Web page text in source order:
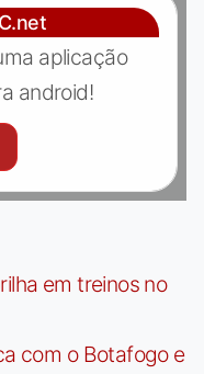
aplicação
android!
em treinos no
com o Botafogo e